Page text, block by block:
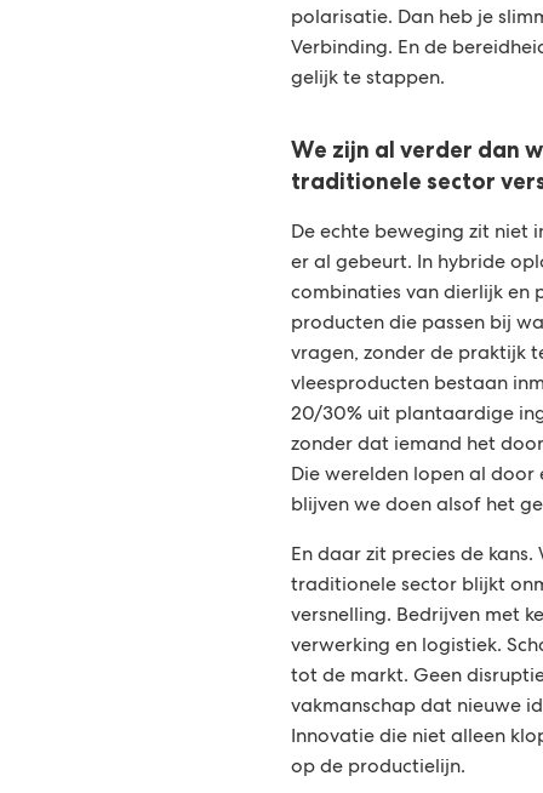
polarisatie. Dan heb je
Verbinding. En de
gelijk te stappen.
We zijn al verder dan
traditionele sector
De echte beweging zit niet
er al gebeurt. In hybride
combinaties van dierlijk en
producten die passen bij
vragen, zonder de praktijk
vleesproducten bestaan
20/30% uit plantaardige
zonder dat iemand het
Die werelden lopen al door
blijven we doen alsof het
En daar zit precies de kans.
traditionele sector blijkt
versnelling. Bedrijven met
verwerking en logistiek.
tot de markt. Geen
vakmanschap dat nieuwe
Innovatie die niet alleen
op de productielijn.